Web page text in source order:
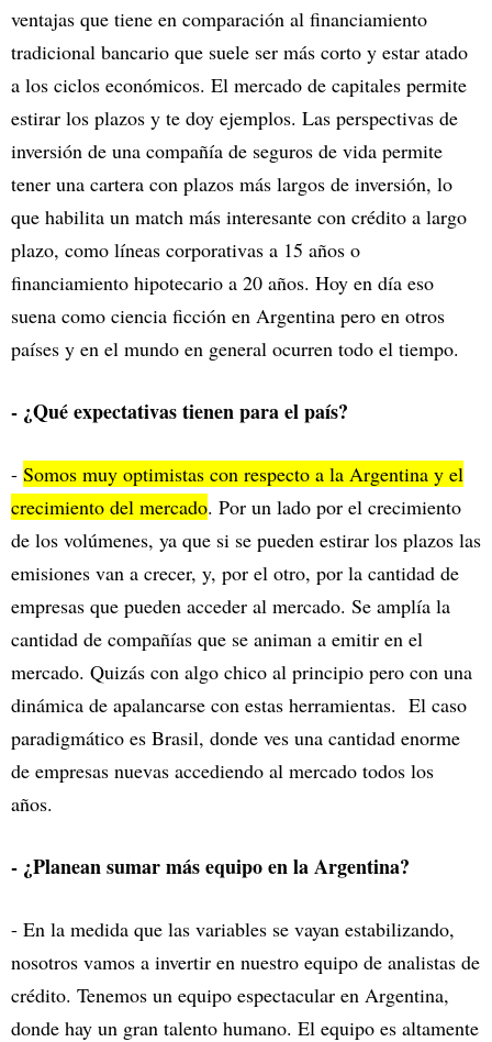
ventajas que tiene en comparación al financiamiento
tradicional bancario que suele ser más corto y estar atado
a los ciclos económicos. El mercado de capitales permite
estirar los plazos y te doy ejemplos. Las perspectivas de
inversión de una compañía de seguros de vida permite
tener una cartera con plazos más largos de inversión, lo
que habilita un match más interesante con crédito a largo
plazo, como líneas corporativas a 15 años o
financiamiento hipotecario a 20 años. Hoy en día eso
suena como ciencia ficción en Argentina pero en otros
países y en el mundo en general ocurren todo el tiempo.
- ¿Qué expectativas tienen para el país?
- Somos muy optimistas con respecto a la Argentina y el
crecimiento del mercado. Por un lado por el crecimiento
de los volúmenes, ya que si se pueden estirar los plazos las
emisiones van a crecer, y, por el otro, por la cantidad de
empresas que pueden acceder al mercado. Se amplía la
cantidad de compañías que se animan a emitir en el
mercado. Quizás con algo chico al principio pero con una
dinámica de apalancarse con estas herramientas. El caso
paradigmático es Brasil, donde ves una cantidad enorme
de empresas nuevas accediendo al mercado todos los
años.
- ¿Planean sumar más equipo en la Argentina?
- En la medida que las variables se vayan estabilizando,
nosotros vamos a invertir en nuestro equipo de analistas de
crédito. Tenemos un equipo espectacular en Argentina,
donde hay un gran talento humano. El equipo es altamente